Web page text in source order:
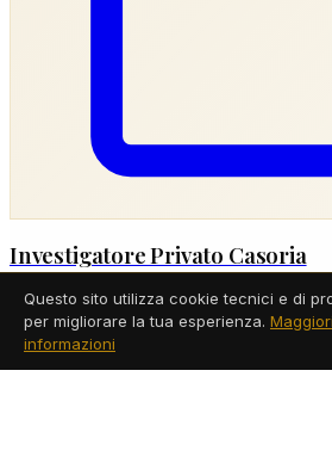
Investigatore Privato Casoria
Servizi a Casoria
Leggi di più
Questo sito utilizza cookie tecnici e di
per migliorare la tua esperienza. Maggiori
informazioni